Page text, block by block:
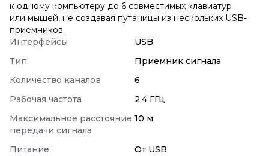
к одному компьютеру до 6 совместимых клавиатур
или мышей, не создавая путаницы из нескольких USB-
приемников.
Интерфейсы
USB
Тип
Приемник сигнала
Количество каналов
6
Рабочая частота
2,4 ГГц
Максимальное расстояние
передачи сигнала
10 м
Питание От USB